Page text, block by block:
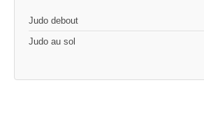
Judo debout
Judo au sol